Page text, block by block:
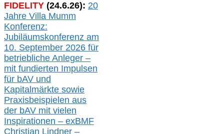
FIDELITY (24.6.26): 20
Jahre Villa Mumm
Konferenz:
Jubiläumskonferenz am
10. September 2026 für
betriebliche Anleger –
mit fundierten Impulsen
für bAV und
Kapitalmärkte sowie
Praxisbeispielen aus
der bAV mit vielen
Inspirationen – exBMF
Christian Lindner –